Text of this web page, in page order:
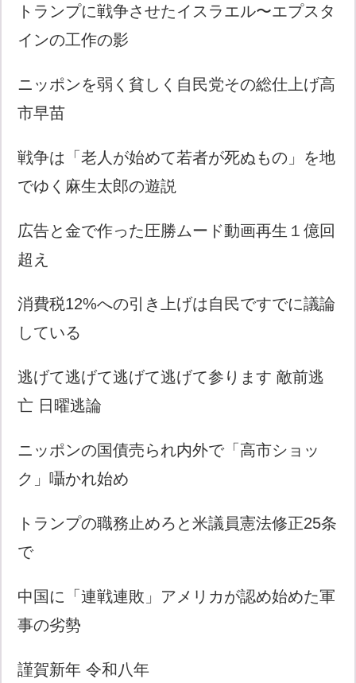
トランプに戦争させたイスラエル〜エプスタ
インの工作の影
ニッポンを弱く貧しく自民党その総仕上げ高
市早苗
戦争は「老人が始めて若者が死ぬもの」を地
でゆく麻生太郎の遊説
広告と金で作った圧勝ムード動画再生１億回
超え
消費税12%への引き上げは自民ですでに議論
している
逃げて逃げて逃げて逃げて参ります 敵前逃
亡 日曜逃論
ニッポンの国債売られ内外で「高市ショッ
ク」囁かれ始め
トランプの職務止めろと米議員憲法修正25条
で
中国に「連戦連敗」アメリカが認め始めた軍
事の劣勢
謹賀新年 令和八年